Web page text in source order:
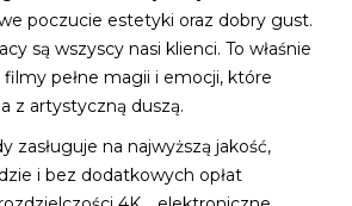
poczucie estetyki oraz dobry gust.
są wszyscy nasi klienci. To właśnie
pełne magii i emocji, które
z artystyczną duszą.
zasługuje na najwyższą jakość,
i bez dodatkowych opłat